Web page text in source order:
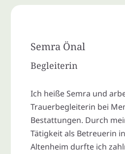
Semra Önal
Begleiterin
Ich heiße Semra und
Trauerbegleiterin bei
Bestattungen. Durch
Tätigkeit als Betreuerin
Altenheim durfte ich